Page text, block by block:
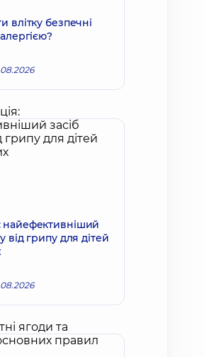
влітку безпечні
найефективніший
від грипу для дітей